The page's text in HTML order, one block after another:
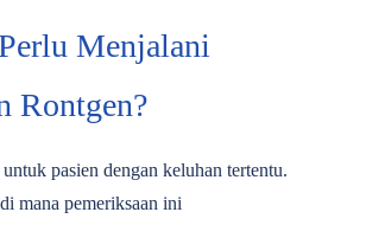
Menjalani
Rontgen?
pasien dengan keluhan tertentu.
mana pemeriksaan ini